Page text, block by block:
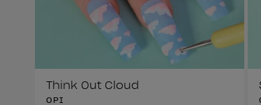
Think Out Cloud
OPI